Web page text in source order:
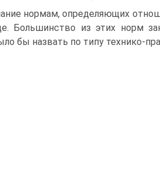
нормам, определяющих
Большинство из этих норм
бы назвать по типу технико-